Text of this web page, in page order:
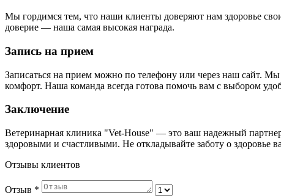
Мы гордимся тем, что наши клиенты доверяют нам здоровье
доверие — наша самая высокая награда.
Запись на прием
Записаться на прием можно по телефону или через наш сайт.
комфорт. Наша команда всегда готова помочь вам с выбором
Заключение
Ветеринарная клиника "Vet-House" — это ваш надежный
здоровыми и счастливыми. Не откладывайте заботу о здоровье
Отзывы клиентов
Отзыв *